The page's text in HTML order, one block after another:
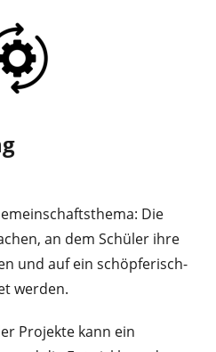
Die
an dem Schüler ihre
und auf ein schöpferisch-
werden.
Projekte kann ein